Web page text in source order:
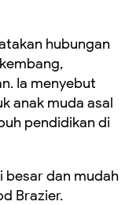
hubungan
Ia menyebut
anak muda asal
pendidikan di
besar dan mudah
Brazier.